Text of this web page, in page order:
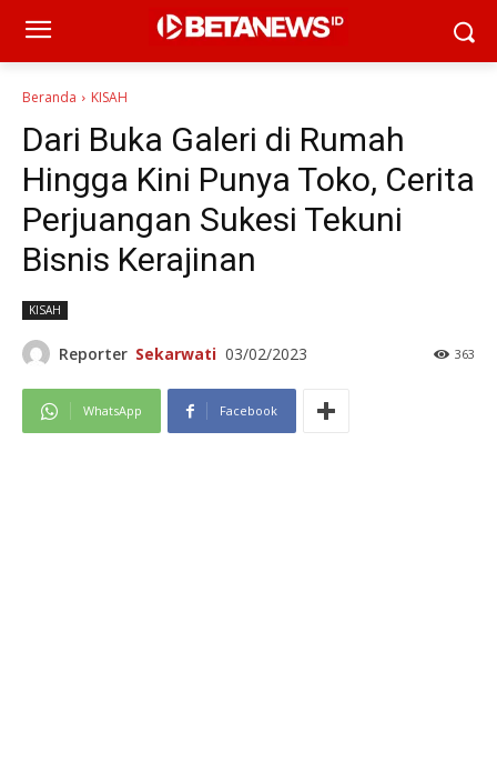
Beranda KISAH
Dari Buka Galeri di Rumah
Hingga Kini Punya Toko, Cerita
Perjuangan Sukesi Tekuni
Bisnis Kerajinan
KISAH
Reporter Sekarwati 03/02/2023 363
WhatsApp Facebook